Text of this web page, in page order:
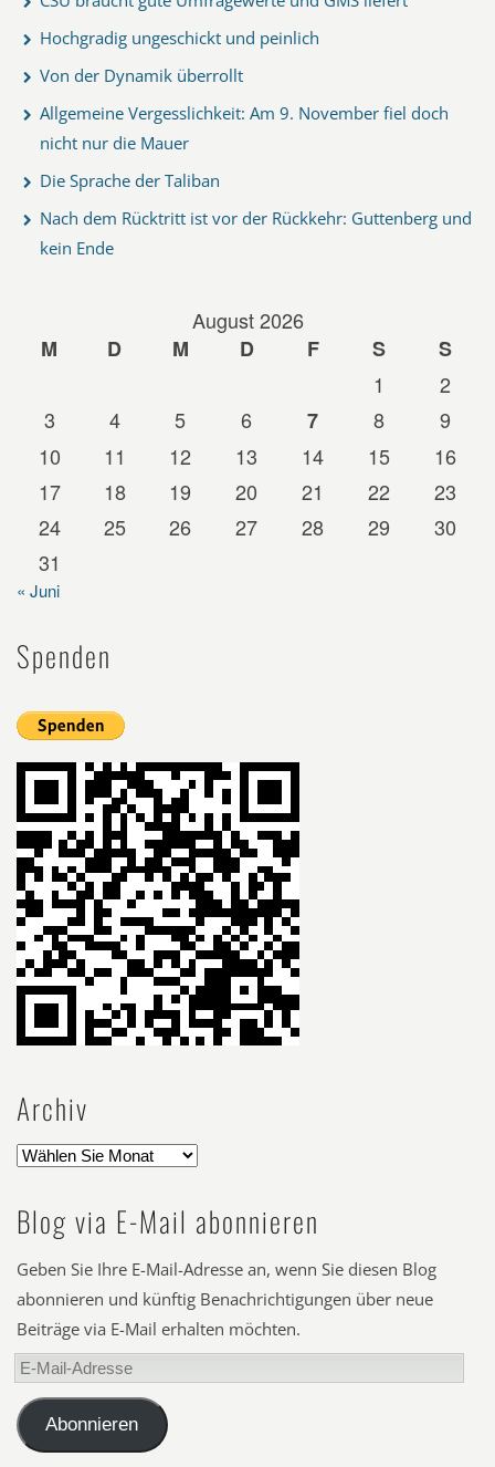
Hochgradig ungeschickt und peinlich
Von der Dynamik überrollt
Allgemeine Vergesslichkeit: Am 9. November fiel doch
nicht nur die Mauer
Die Sprache der Taliban
Nach dem Rücktritt ist vor der Rückkehr: Guttenberg und
kein Ende
August 2026
M
D M D F S
S
1
2
3
4 5 6 7 8
9
10
11 12 13 14 15
16
17
18 19 20 21 22
23
24
25 26 27 28 29
30
31
« Juni
Spenden
Archiv
Blog via E-Mail abonnieren
Geben Sie Ihre E-Mail-Adresse an, wenn Sie diesen Blog
abonnieren und künftig Benachrichtigungen über neue
Beiträge via E-Mail erhalten möchten.
E-
Mail-
AdresseAbonnieren